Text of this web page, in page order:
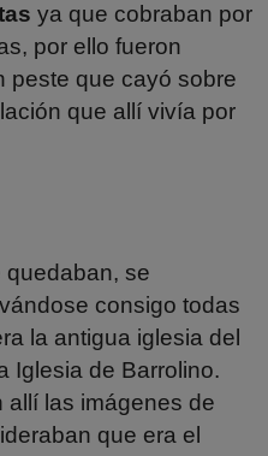
ya que cobraban por
por ello fueron
peste que cayó sobre
que allí vivía por
se
consigo todas
la antigua iglesia del
Iglesia de Barrolino.
allí las imágenes de
que era el